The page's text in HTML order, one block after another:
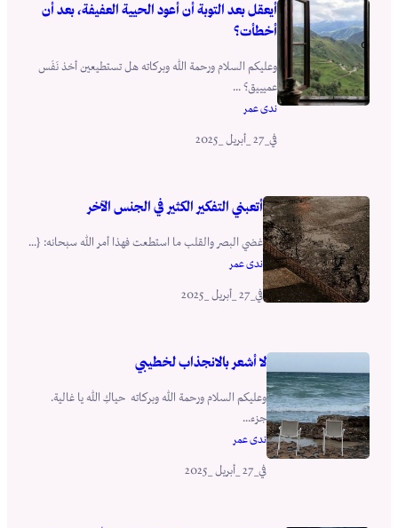
أيعقل بعد التوبة أن أعود الحيية العفيفة، بعد أن
أخطأت؟
وعليكم السلام ورحمة الله وبركاته هل تستطيعين أخذ نَفَس
عميييق؟ ...
ندى عمر
في
أتعبني التفكير الكثير في الجنس الآخر
غضي البصر والقلب ما استطعت فهذا أمر الله سبحانه: {...
ندى عمر
في
لا أشعر بالانجذاب لخطيبي
وعليكم السلام ورحمة الله وبركاته حياكِ الله يا غالية.
جزء...
ندى عمر
في